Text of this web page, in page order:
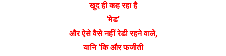
खुद ही कह रहा है
‘मेड’
और ऐसे वैसे नहीं रेडी रहने वाले,
यानि ‘कि और फजीती